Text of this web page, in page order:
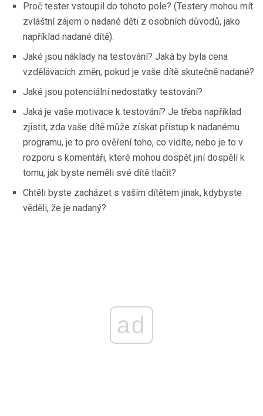
Proč tester vstoupil do tohoto pole? (Testery mohou mít
zvláštní zájem o nadané děti z osobních důvodů, jako
například nadané dítě).
Jaké jsou náklady na testování? Jaká by byla cena
vzdělávacích změn, pokud je vaše dítě skutečně nadané?
Jaké jsou potenciální nedostatky testování?
Jaká je vaše motivace k testování? Je třeba například
zjistit, zda vaše dítě může získat přístup k nadanému
programu, je to pro ověření toho, co vidíte, nebo je to v
rozporu s komentáři, které mohou dospět jiní dospělí k
tomu, jak byste neměli své dítě tlačit?
Chtěli byste zacházet s vaším dítětem jinak, kdybyste
věděli, že je nadaný?
ad